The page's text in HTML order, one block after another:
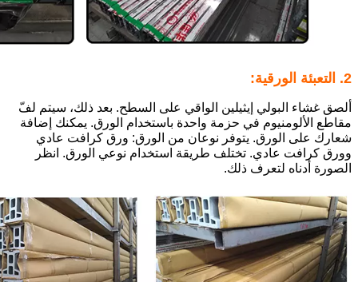
2. التعبئة الورقية:
ألصق غشاء البولي إيثيلين الواقي على السطح. بعد ذلك، سيتم لفّ
مقاطع الألومنيوم في حزمة واحدة باستخدام الورق. يمكنك إضافة
شعارك على الورق. يتوفر نوعان من الورق: ورق كرافت عادي
وورق كرافت عادي. تختلف طريقة استخدام نوعي الورق. انظر
الصورة أدناه لتعرف ذلك.